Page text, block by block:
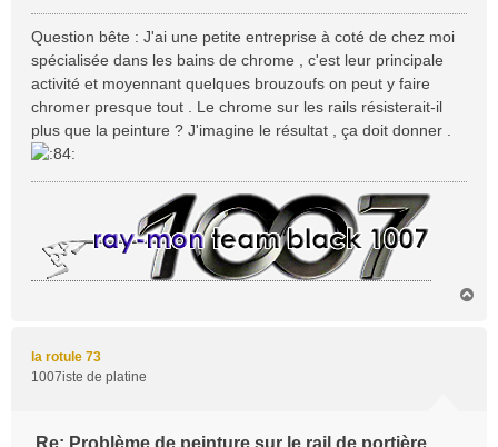
e
s
g
e
Question bête : J'ai une petite entreprise à coté de chez moi
spécialisée dans les bains de chrome , c'est leur principale
activité et moyennant quelques brouzoufs on peut y faire
chromer presque tout . Le chrome sur les rails résisterait-il
plus que la peinture ? J'imagine le résultat , ça doit donner .
la rotule 73
1007iste de platine